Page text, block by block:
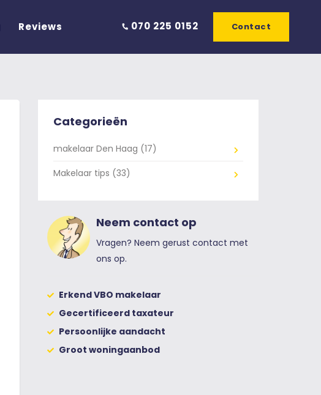
Reviews 070 225 0152 Contact
Categorieën
makelaar Den Haag (17)
Makelaar tips (33)
Neem contact op
Vragen? Neem gerust contact met
ons op.
Erkend VBO makelaar
Gecertificeerd taxateur
Persoonlijke aandacht
Groot woningaanbod